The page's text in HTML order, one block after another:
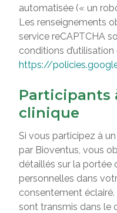
automatisée (« un
Les renseignements
service reCAPTCHA
conditions
https://
Participants
clinique
Si vous participez à
par Bioventus, vous
détaillés sur la portée
personnelles dans
consentement
sont transmis dans le